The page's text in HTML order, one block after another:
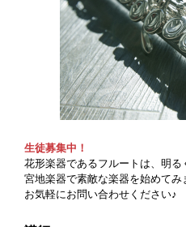
生徒募集中！
花形楽器であるフルートは、明る
宮地楽器で素敵な楽器を始めてみ
お気軽にお問い合わせください♪